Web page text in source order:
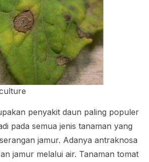
penyakit daun paling populer
pada semua jenis tanaman yang
jamur. Adanya antraknosa
jamur melalui air. Tanaman tomat